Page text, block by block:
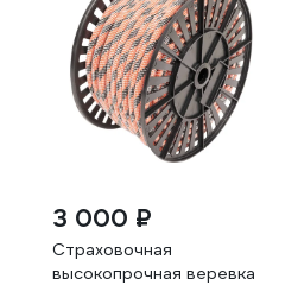
3 000 ₽
Страховочная
высокопрочная веревка